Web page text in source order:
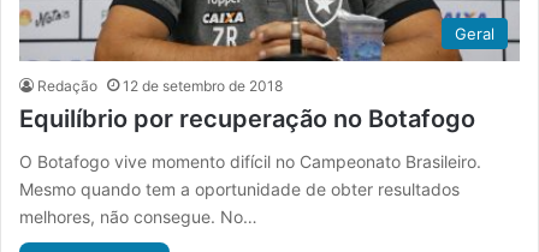
Geral
Redação 12 de setembro de 2018
Equilíbrio por recuperação no Botafogo
O Botafogo vive momento difícil no Campeonato Brasileiro.
Mesmo quando tem a oportunidade de obter resultados
melhores, não consegue. No…